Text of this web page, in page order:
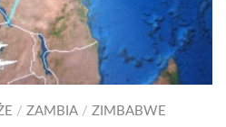
/ ZAMBIA / ZIMBABWE